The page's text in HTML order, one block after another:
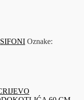
SIFONI Oznake: